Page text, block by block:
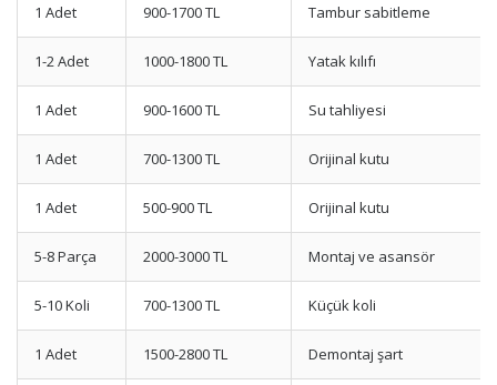
1 Adet 900-1700 TL Tambur sabitleme
1-2 Adet 1000-1800 TL Yatak kılıfı
1 Adet 900-1600 TL Su tahliyesi
1 Adet 700-1300 TL Orijinal kutu
1 Adet 500-900 TL Orijinal kutu
5-8 Parça 2000-3000 TL Montaj ve asansör
5-10 Koli 700-1300 TL Küçük koli
1 Adet 1500-2800 TL Demontaj şart